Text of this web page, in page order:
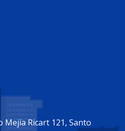
Mejía Ricart 121, Santo